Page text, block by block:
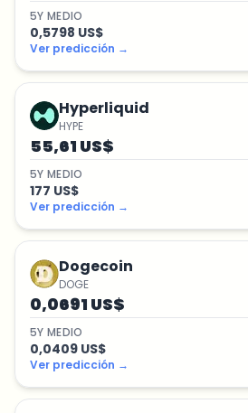
5Y MEDIO
0,5798 US$
Ver predicción →
Hyperliquid
HYPE
55,61 US$
5Y MEDIO
177 US$
Ver predicción →
Dogecoin
DOGE
0,0691 US$
5Y MEDIO
0,0409 US$
Ver predicción →